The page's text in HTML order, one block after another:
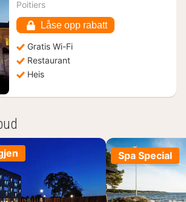
Poitiers
Låse opp rabatt
Gratis Wi-Fi
Restaurant
Heis
Spa Special